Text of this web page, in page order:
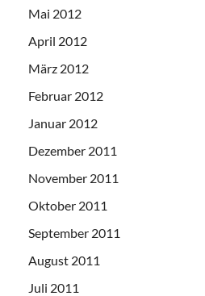
Mai 2012
April 2012
März 2012
Februar 2012
Januar 2012
Dezember 2011
November 2011
Oktober 2011
September 2011
August 2011
Juli 2011